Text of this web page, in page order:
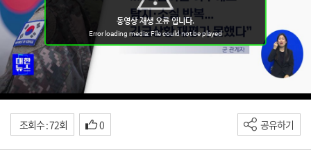
조회수 : 72회 0 공유하기